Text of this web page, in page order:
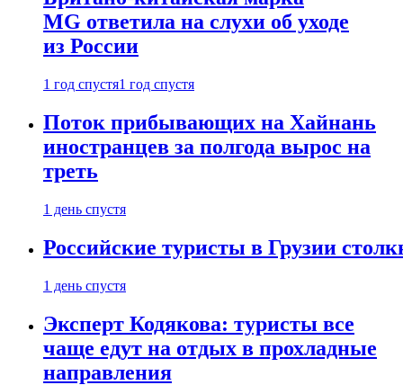
MG ответила на слухи об уходе
из России
1 год спустя1 год спустя
Поток прибывающих на Хайнань
иностранцев за полгода вырос на
треть
1 день спустя
Российские туристы в Грузии
1 день спустя
Эксперт Кодякова: туристы все
чаще едут на отдых в прохладные
направления